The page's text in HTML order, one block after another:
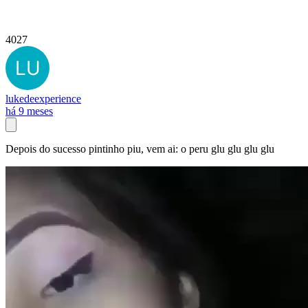
4027
lukedeexperience
há 9 meses
Depois do sucesso pintinho piu, vem ai: o peru glu glu glu glu